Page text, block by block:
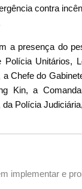
contra
a presença do
Unitários,
Chefe do
Kin, a
Polícia
implementar e